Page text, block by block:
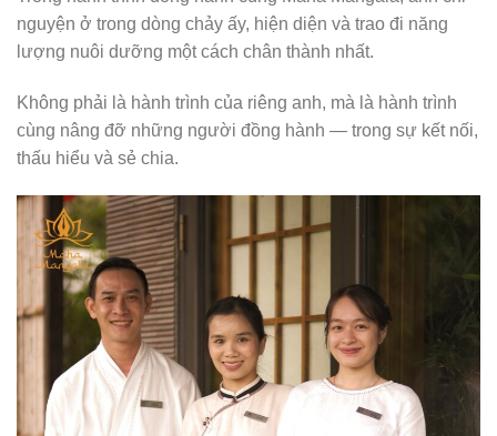
nguyện ở trong dòng chảy ấy, hiện diện và trao đi năng
lượng nuôi dưỡng một cách chân thành nhất.
Không phải là hành trình của riêng anh, mà là hành trình
cùng nâng đỡ những người đồng hành — trong sự kết nối,
thấu hiểu và sẻ chia.